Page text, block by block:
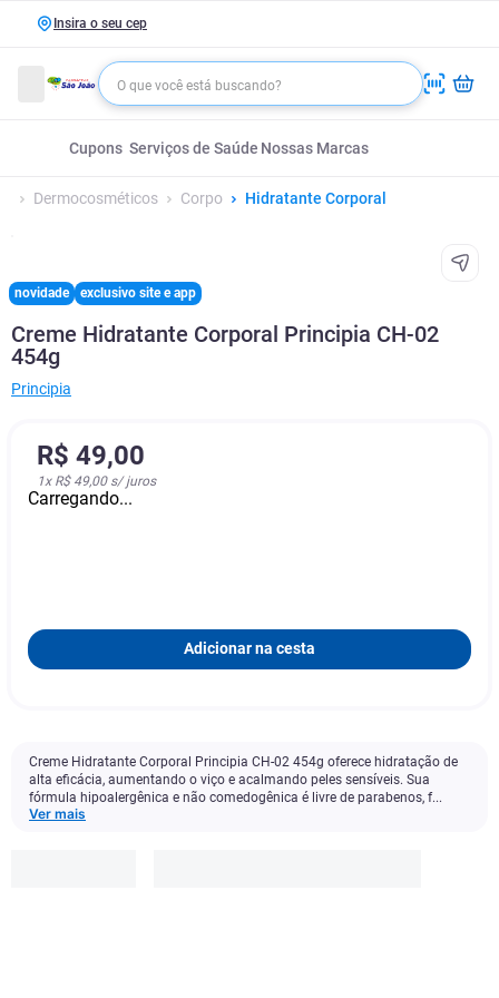
Insira o seu cep
Cupons Serviços de Saúde Nossas Marcas
Dermocosméticos Corpo Hidratante Corporal
novidade exclusivo site e app
Creme Hidratante Corporal Principia CH-02
454g
Principia
R$ 49,00
1x R$ 49,00s/ juros
Carregando...
Adicionar na cesta
Creme Hidratante Corporal Principia CH-02 454g oferece hidratação de
alta eficácia, aumentando o viço e acalmando peles sensíveis. Sua
fórmula hipoalergênica e não comedogênica é livre de parabenos, f...
Ver mais